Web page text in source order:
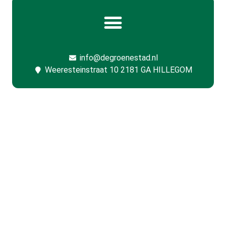
info@degroenestad.nl
Weeresteinstraat 10 2181 GA HILLEGOM